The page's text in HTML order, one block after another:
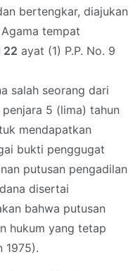
bertengkar, diajukan
tempat
22 ayat (1) P.P. No. 9
salah seorang dari
5 (lima) tahun
mendapatkan
bukti penggugat
putusan pengadilan
disertai
bahwa putusan
hukum yang tetap
1975).